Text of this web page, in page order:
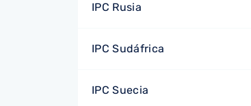
IPC Rusia
IPC Sudáfrica
IPC Suecia